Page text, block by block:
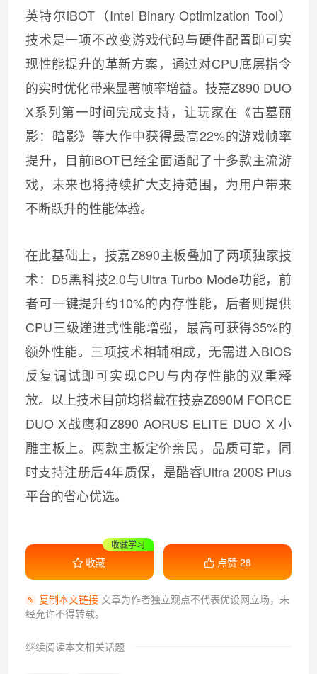
英特尔iBOT（Intel Binary Optimization Tool）
技术是一项不改变游戏代码与硬件配置即可实
现性能提升的革新方案，通过对CPU底层指令
的实时优化带来显著帧率增益。技嘉Z890 DUO
X系列第一时间完成支持，让玩家在《古墓丽
影：暗影》等大作中获得最高22%的游戏帧率
提升，目前iBOT已经全面适配了十多款主流游
戏，未来也将持续扩大支持范围，为用户带来
不断跃升的性能体验。
在此基础上，技嘉Z890主板叠加了两项独家技
术：D5黑科技2.0与Ultra Turbo Mode功能，前
者可一键提升约10%的内存性能，后者则提供
CPU三级递进式性能增强，最高可获得35%的
额外性能。三项技术相辅相成，无需进入BIOS
反复调试即可实现CPU与内存性能的双重释
放。以上技术目前均搭载在技嘉Z890M FORCE
DUO X战鹰和Z890 AORUS ELITE DUO X 小
雕主板上。两款主板定价亲民，品质可靠，同
时支持注册后4年质保，是酷睿Ultra 200S Plus
平台的省心优选。
收藏
收藏学习
点赞 28
复制本文链接文章为作者独立观点不代表优设网立场， 未
经允许不得转载。
继续阅读本文相关话题